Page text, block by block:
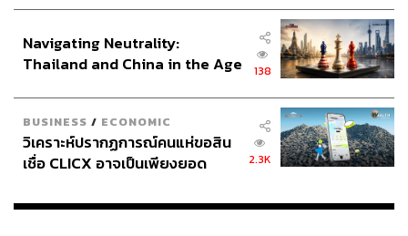
ร้าน Dolce & Gabbana ที่กรุงปักกิ่ง
Diet Prada vs. The Devil Wears Prada vs. ‘Woke’ Era
ทุกวันนี้ได้เปลี่ยนไปจากกลุ่มคนที่ถูกสะท้อนในภาพยนตร์
The Devil Wears Pradaแต่กลับกลายเป็นแอ็กเคานต์อินสตา
แกรมอย่าง @dietprada แทน
Navigating Neutrality:
Thailand and China in the Age
138
BUSINESS / ECONOMIC
วิเคราะห์ปรากฏการณ์คนแห่ขอสิน
เชื่อ CLICX อาจเป็นเพียงยอด
เรือนไทยที่ถูกซุกไว้
2.3K